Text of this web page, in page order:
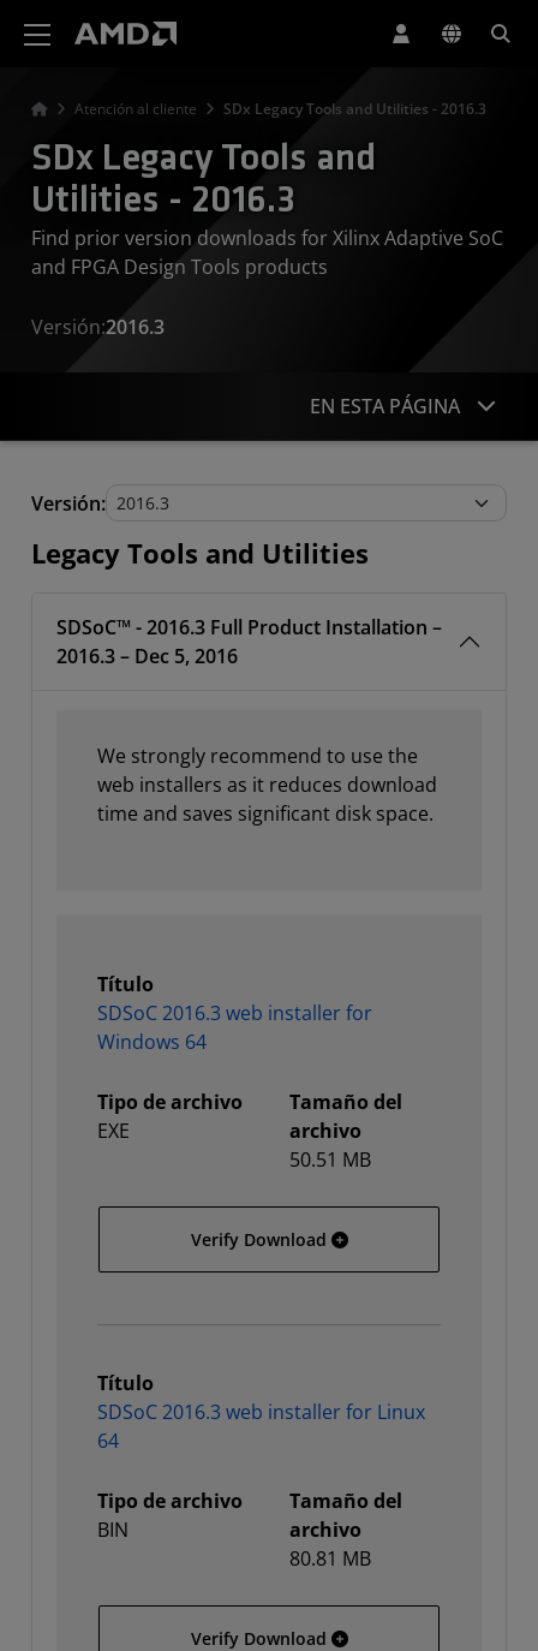
Atención al cliente SDx Legacy Tools and Utilities - 2016.3
SDx Legacy Tools and
Utilities - 2016.3
Find prior version downloads for Xilinx Adaptive SoC
and FPGA Design Tools products
Versión:2016.3
EN ESTA PÁGINA
Legacy Tools and Utilities
Versión:
Legacy Tools and Utilities
SDSoC™ - 2016.3 Full Product Installation –
2016.3 – Dec 5, 2016
We strongly recommend to use the
web installers as it reduces download
time and saves significant disk space.
Título
SDSoC 2016.3 web installer for
Windows 64
Tipo de archivo
EXE
Tamaño del
archivo
50.51 MB
Verify Download SDSoC 2016.3 web
Título
SDSoC 2016.3 web installer for Linux
64
Tipo de archivo
BIN
Tamaño del
archivo
80.81 MB
Verify Download SDSoC 2016.3 web